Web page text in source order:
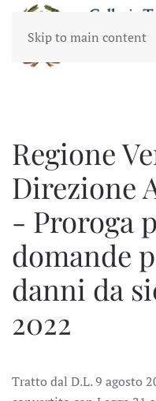
Skip to main content
Regione
Direzione
- Proroga
domande
danni da
2022
Tratto dal D.L. 9 agosto